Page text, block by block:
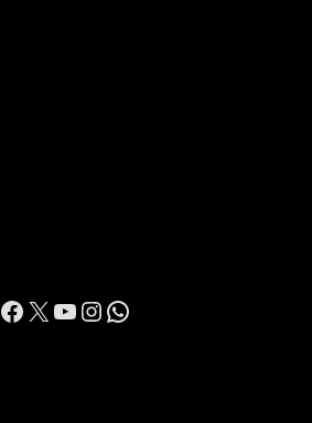
https://
X YouTube
Instagram
WhatsApp